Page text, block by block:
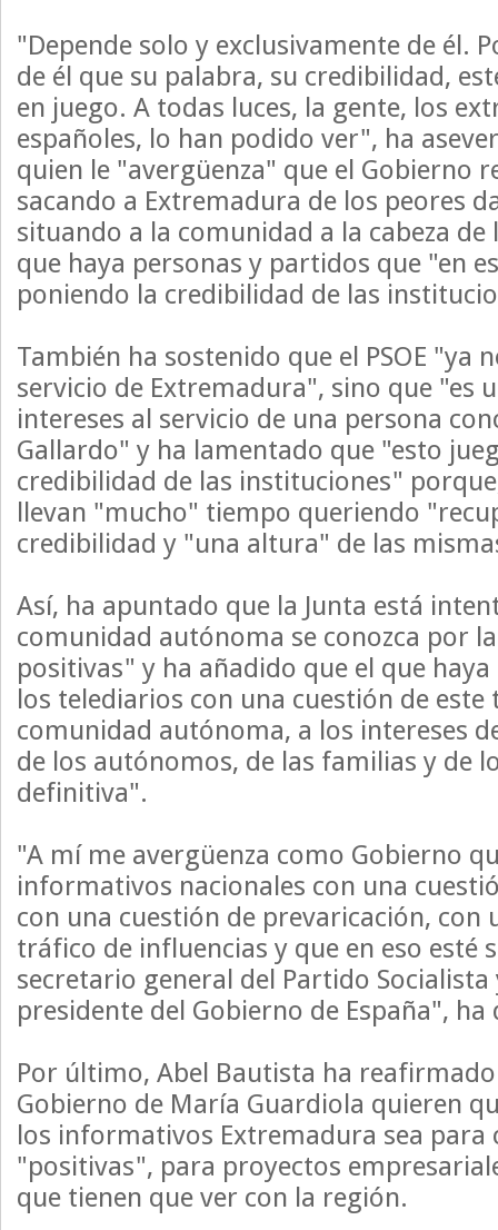
"Depende solo y exclusivamente de él.
de él que su palabra, su credibilidad,
en juego. A todas luces, la gente, los
españoles, lo han podido ver", ha
quien le "avergüenza" que el Gobierno
sacando a Extremadura de los peores
situando a la comunidad a la cabeza
que haya personas y partidos que "en
poniendo la credibilidad de las
También ha sostenido que el PSOE "ya
servicio de Extremadura", sino que "es
intereses al servicio de una persona
Gallardo" y ha lamentado que "esto
credibilidad de las instituciones"
llevan "mucho" tiempo queriendo
credibilidad y "una altura" de las
Así, ha apuntado que la Junta está
comunidad autónoma se conozca por
positivas" y ha añadido que el que
los telediarios con una cuestión de
comunidad autónoma, a los intereses
de los autónomos, de las familias y de
definitiva".
"A mí me avergüenza como Gobierno
informativos nacionales con una
con una cuestión de prevaricación, con
tráfico de influencias y que en eso esté
secretario general del Partido
presidente del Gobierno de España", ha
Por último, Abel Bautista ha
Gobierno de María Guardiola quieren
los informativos Extremadura sea para
"positivas", para proyectos
que tienen que ver con la región.